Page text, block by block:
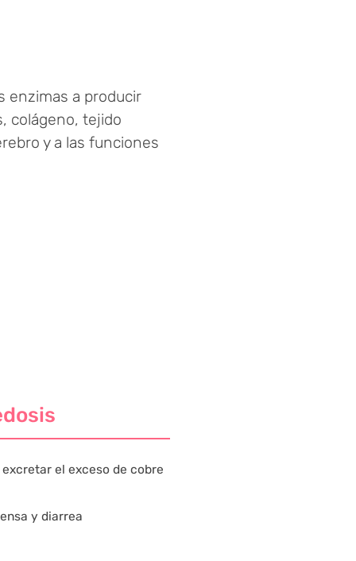
enzimas a producir
colágeno, tejido
y a las funciones
el exceso de cobre
y diarrea